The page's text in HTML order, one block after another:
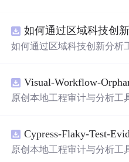
带有直观的图形用户界面（
需要将手写数字输入系统，
是一个非常方便和实用的工
如何通过区域科技创新分析
原创本地工程审计与分析工
README、运行说明、功能
权声明。解压后进入project
原创本地工程审计与分析工